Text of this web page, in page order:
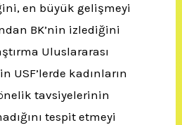
en büyük gelişmeyi
BK’nin izlediğini
Uluslararası
USF’lerde kadınların
tavsiyelerinin
tespit etmeyi